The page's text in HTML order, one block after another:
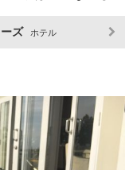
ズ ホテル